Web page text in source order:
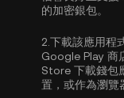
的加密銀包。
2. 下載該應用程
Google Play 商
Store 下載錢包
置，或作為瀏覽